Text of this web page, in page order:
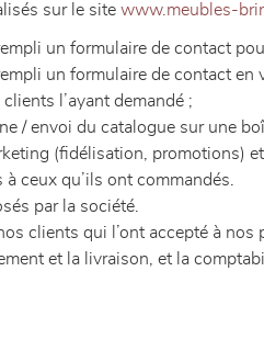
sur le site www.meubles-
un formulaire de contact
un formulaire de contact en
l’ayant demandé ;
/ envoi du catalogue sur une
(fidélisation, promotions)
ceux qu’ils ont commandés.
par la société.
clients qui l’ont accepté à
et la livraison, et la